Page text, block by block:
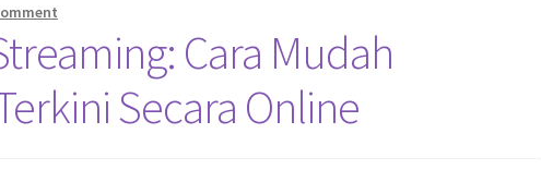
Cara Mudah
Secara Online